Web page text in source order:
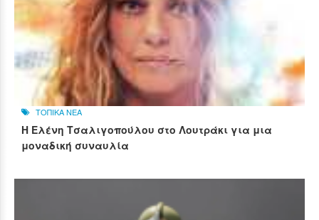
ΤΟΠΙΚΑ ΝΕΑ
Η Ελένη Τσαλιγοπούλου στο Λουτράκι για μια
μοναδική συναυλία